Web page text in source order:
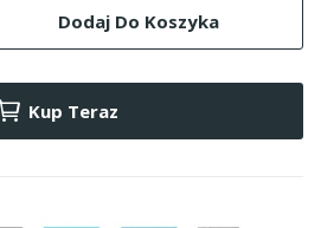
Dodaj Do Koszyka
Kup Teraz